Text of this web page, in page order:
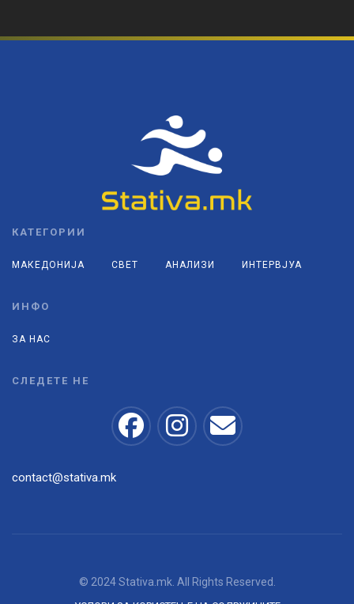
КАТЕГОРИИ
МАКЕДОНИЈА СВЕТ АНАЛИЗИ ИНТЕРВЈУА
ИНФО
ЗА НАС
СЛЕДЕТЕ НЕ
contact@stativa.mk
© 2024 Stativa.mk. All Rights Reserved.